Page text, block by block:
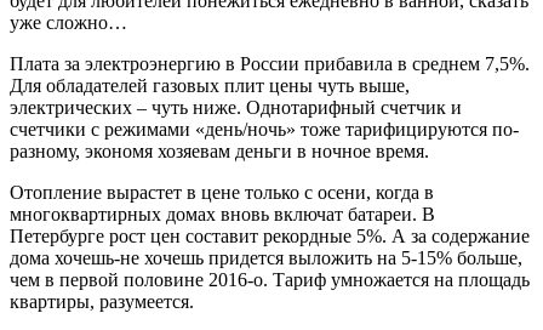
уже сложно…
Плата за электроэнергию в России прибавила в среднем 7,5%.
Для обладателей газовых плит цены чуть выше,
электрических – чуть ниже. Однотарифный счетчик и
счетчики с режимами «день/ночь» тоже тарифицируются по-
разному, экономя хозяевам деньги в ночное время.
Отопление вырастет в цене только с осени, когда в
многоквартирных домах вновь включат батареи. В
Петербурге рост цен составит рекордные 5%. А за содержание
дома хочешь-не хочешь придется выложить на 5-15% больше,
чем в первой половине 2016-о. Тариф умножается на площадь
квартиры, разумеется.